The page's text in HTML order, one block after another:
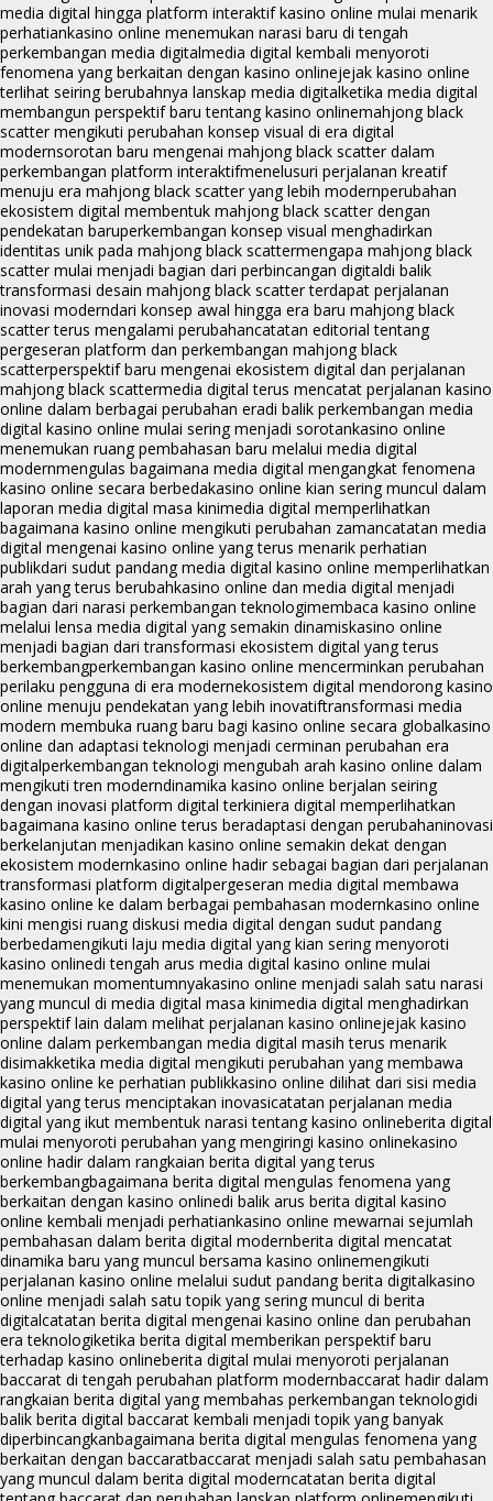
media digital hingga platform interaktif kasino online mulai menarik
perhatiankasino online menemukan narasi baru di tengah
perkembangan media digitalmedia digital kembali menyoroti
fenomena yang berkaitan dengan kasino onlinejejak kasino online
terlihat seiring berubahnya lanskap media digitalketika media digital
membangun perspektif baru tentang kasino onlinemahjong black
scatter mengikuti perubahan konsep visual di era digital
modernsorotan baru mengenai mahjong black scatter dalam
perkembangan platform interaktifmenelusuri perjalanan kreatif
menuju era mahjong black scatter yang lebih modernperubahan
ekosistem digital membentuk mahjong black scatter dengan
pendekatan baruperkembangan konsep visual menghadirkan
identitas unik pada mahjong black scattermengapa mahjong black
scatter mulai menjadi bagian dari perbincangan digitaldi balik
transformasi desain mahjong black scatter terdapat perjalanan
inovasi moderndari konsep awal hingga era baru mahjong black
scatter terus mengalami perubahancatatan editorial tentang
pergeseran platform dan perkembangan mahjong black
scatterperspektif baru mengenai ekosistem digital dan perjalanan
mahjong black scattermedia digital terus mencatat perjalanan kasino
online dalam berbagai perubahan eradi balik perkembangan media
digital kasino online mulai sering menjadi sorotankasino online
menemukan ruang pembahasan baru melalui media digital
modernmengulas bagaimana media digital mengangkat fenomena
kasino online secara berbedakasino online kian sering muncul dalam
laporan media digital masa kinimedia digital memperlihatkan
bagaimana kasino online mengikuti perubahan zamancatatan media
digital mengenai kasino online yang terus menarik perhatian
publikdari sudut pandang media digital kasino online memperlihatkan
arah yang terus berubahkasino online dan media digital menjadi
bagian dari narasi perkembangan teknologimembaca kasino online
melalui lensa media digital yang semakin dinamiskasino online
menjadi bagian dari transformasi ekosistem digital yang terus
berkembangperkembangan kasino online mencerminkan perubahan
perilaku pengguna di era modernekosistem digital mendorong kasino
online menuju pendekatan yang lebih inovatiftransformasi media
modern membuka ruang baru bagi kasino online secara globalkasino
online dan adaptasi teknologi menjadi cerminan perubahan era
digitalperkembangan teknologi mengubah arah kasino online dalam
mengikuti tren moderndinamika kasino online berjalan seiring
dengan inovasi platform digital terkiniera digital memperlihatkan
bagaimana kasino online terus beradaptasi dengan perubahaninovasi
berkelanjutan menjadikan kasino online semakin dekat dengan
ekosistem modernkasino online hadir sebagai bagian dari perjalanan
transformasi platform digitalpergeseran media digital membawa
kasino online ke dalam berbagai pembahasan modernkasino online
kini mengisi ruang diskusi media digital dengan sudut pandang
berbedamengikuti laju media digital yang kian sering menyoroti
kasino onlinedi tengah arus media digital kasino online mulai
menemukan momentumnyakasino online menjadi salah satu narasi
yang muncul di media digital masa kinimedia digital menghadirkan
perspektif lain dalam melihat perjalanan kasino onlinejejak kasino
online dalam perkembangan media digital masih terus menarik
disimakketika media digital mengikuti perubahan yang membawa
kasino online ke perhatian publikkasino online dilihat dari sisi media
digital yang terus menciptakan inovasicatatan perjalanan media
digital yang ikut membentuk narasi tentang kasino onlineberita digital
mulai menyoroti perubahan yang mengiringi kasino onlinekasino
online hadir dalam rangkaian berita digital yang terus
berkembangbagaimana berita digital mengulas fenomena yang
berkaitan dengan kasino onlinedi balik arus berita digital kasino
online kembali menjadi perhatiankasino online mewarnai sejumlah
pembahasan dalam berita digital modernberita digital mencatat
dinamika baru yang muncul bersama kasino onlinemengikuti
perjalanan kasino online melalui sudut pandang berita digitalkasino
online menjadi salah satu topik yang sering muncul di berita
digitalcatatan berita digital mengenai kasino online dan perubahan
era teknologiketika berita digital memberikan perspektif baru
terhadap kasino onlineberita digital mulai menyoroti perjalanan
baccarat di tengah perubahan platform modernbaccarat hadir dalam
rangkaian berita digital yang membahas perkembangan teknologidi
balik berita digital baccarat kembali menjadi topik yang banyak
diperbincangkanbagaimana berita digital mengulas fenomena yang
berkaitan dengan baccaratbaccarat menjadi salah satu pembahasan
yang muncul dalam berita digital moderncatatan berita digital